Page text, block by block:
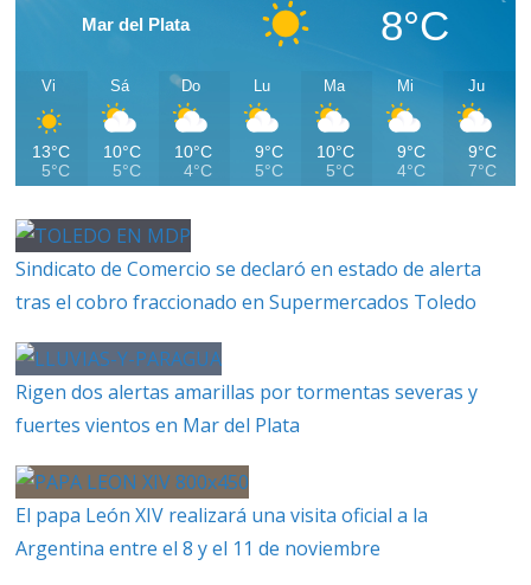
Mar del Plata 8°C
Vi
13°C
5°C
Sá
10°C
5°C
Do
10°C
4°C
Lu
9°C
5°C
Ma
10°C
5°C
Mi
9°C
4°C
Ju
9°C
7°C
Sindicato de Comercio se declaró en estado de alerta
tras el cobro fraccionado en Supermercados Toledo
Rigen dos alertas amarillas por tormentas severas y
fuertes vientos en Mar del Plata
El papa León XIV realizará una visita oficial a la
Argentina entre el 8 y el 11 de noviembre